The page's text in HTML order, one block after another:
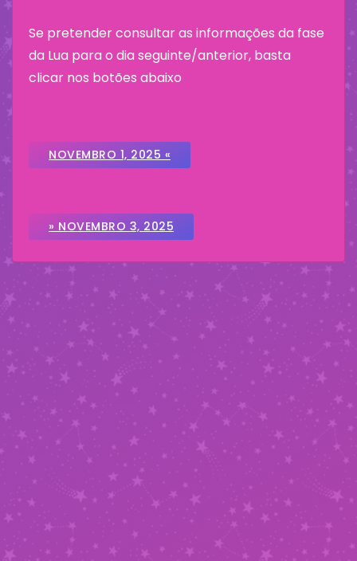
Se pretender consultar as informações da fase
da Lua para o dia seguinte/anterior, basta
clicar nos botões abaixo
NOVEMBRO 1, 2025 «
» NOVEMBRO 3, 2025